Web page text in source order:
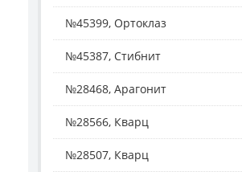
№45399, Ортоклаз
№45387, Стибнит
№28468, Арагонит
№28566, Кварц
№28507, Кварц